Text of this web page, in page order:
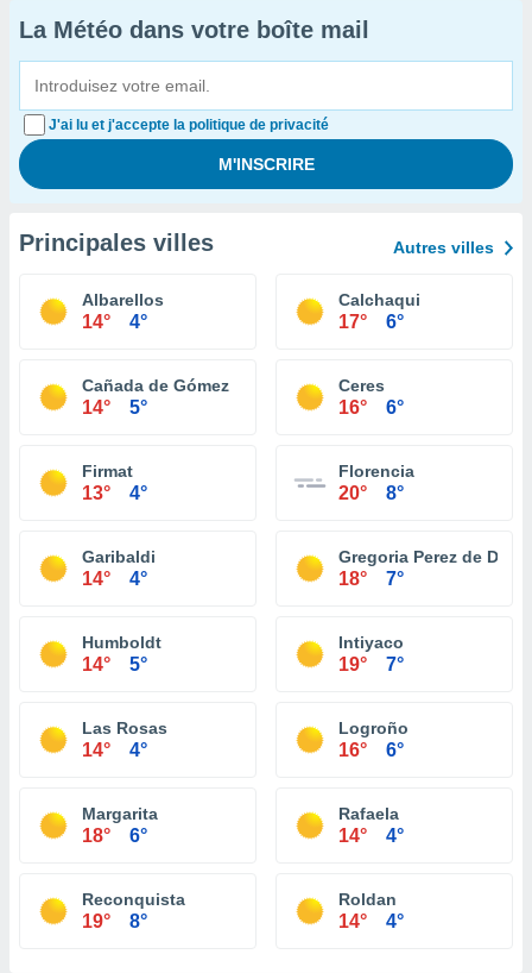
La Météo dans votre boîte mail
J'ai lu et j'accepte la politique de privacité
Principales villes Autres villes
Albarellos
14° 4°
Calchaqui
17° 6°
Cañada de Gómez
14° 5°
Ceres
16° 6°
Firmat
13° 4°
Florencia
20° 8°
Garibaldi
14° 4°
Gregoria Perez de Denis
18° 7°
Humboldt
14° 5°
Intiyaco
19° 7°
Las Rosas
14° 4°
Logroño
16° 6°
Margarita
18° 6°
Rafaela
14° 4°
Reconquista
19° 8°
Roldan
14° 4°